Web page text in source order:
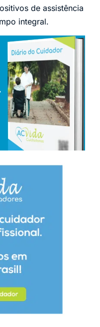
de assistência
integral.